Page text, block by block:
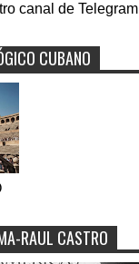
canal de Telegram
CUBANO
RAUL CASTRO